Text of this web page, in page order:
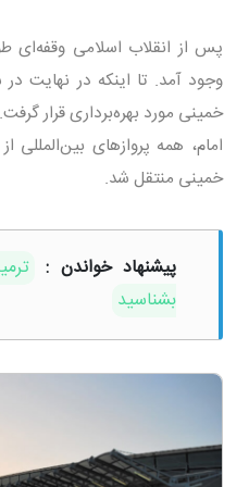
پس از انقلاب اسلامی وقفه‌ای
خمینی مورد بهره‌برداری قرار
امام، همه پروازهای بین‌المللی
خمینی منتقل شد.
پیشنهاد خواندن :
بشناسید